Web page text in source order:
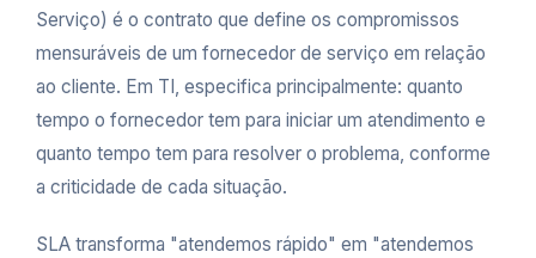
Serviço) é o contrato que define os compromissos
mensuráveis de um fornecedor de serviço em relação
ao cliente. Em TI, especifica principalmente: quanto
tempo o fornecedor tem para iniciar um atendimento e
quanto tempo tem para resolver o problema, conforme
a criticidade de cada situação.
SLA transforma "atendemos rápido" em "atendemos